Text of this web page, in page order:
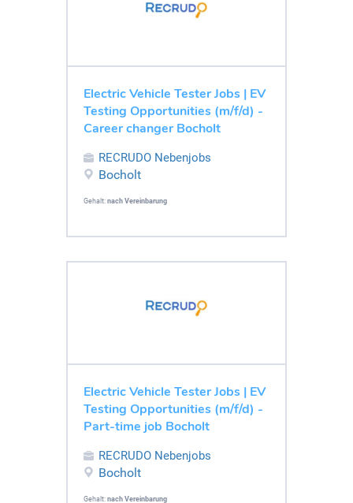
Electric Vehicle Tester Jobs | EV
Testing Opportunities (m/f/d) -
Career changer Bocholt
RECRUDO Nebenjobs
Bocholt
Gehalt: nach Vereinbarung
Electric Vehicle Tester Jobs | EV
Testing Opportunities (m/f/d) -
Part-time job Bocholt
RECRUDO Nebenjobs
Bocholt
Gehalt: nach Vereinbarung